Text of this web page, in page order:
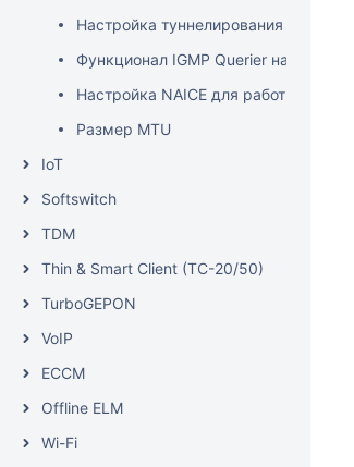
Настройка туннелирования на OLT
Функционал IGMP Querier на OLT
Настройка NAICE для работы с OLT
Размер MTU
IoT
Softswitch
TDM
Thin & Smart Client (TC-20/50)
TurboGEPON
VoIP
ECCM
Offline ELM
Wi-Fi